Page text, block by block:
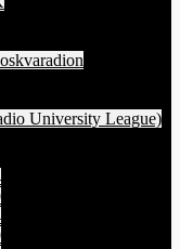
University League)